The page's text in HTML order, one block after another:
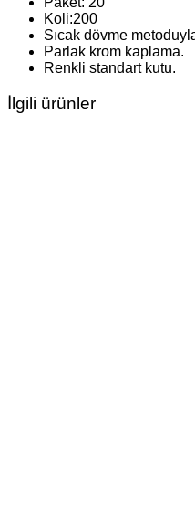
Koli:200
Sıcak dövme
Parlak krom kaplama.
Renkli standart kutu.
İlgili ürünler